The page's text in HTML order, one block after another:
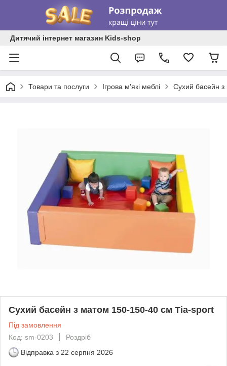
Дитячий інтернет магазин Kids-shop
Товари та послуги Ігрова м'які меблі Сухий басейн
Сухий басейн з матом 150-150-40 см Тіа-sport
Під замовлення
Код: sm-0203
Роздріб
Відправка з 22 серпня 2026